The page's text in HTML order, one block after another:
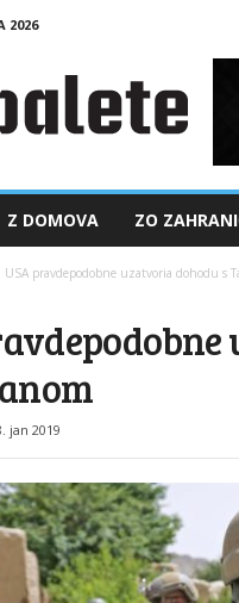
2026
Z DOMOVA ZO
USA pravdepodobne uzatvoria dohodu s
jan 2019